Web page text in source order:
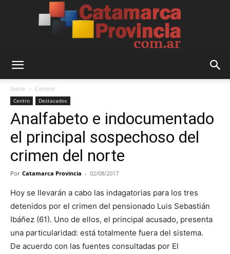
Provincia
Inicio Centro
Centro Destacados
Analfabeto e indocumentado
el principal sospechoso del
crimen del norte
Por Catamarca Provincia - 02/08/2017
Hoy se llevarán a cabo las indagatorias para los tres
detenidos por el crimen del pensionado Luis Sebastián
Ibáñez (61). Uno de ellos, el principal acusado, presenta
una particularidad: está totalmente fuera del sistema.
De acuerdo con las fuentes consultadas por El